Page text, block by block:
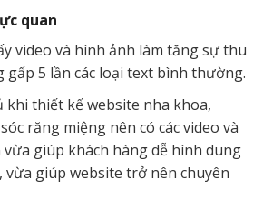
quan
video và hình ảnh làm tăng sự thu
gấp 5 lần các loại text bình thường.
khi thiết kế website nha khoa,
răng miệng nên có các video và
giúp khách hàng dễ hình dung
vừa giúp website trở nên chuyên